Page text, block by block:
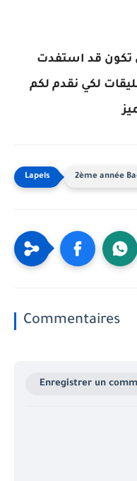
تكون قد استفدت
لكي نقدم لكم
2ème année
Commentaires
Enregistrer un